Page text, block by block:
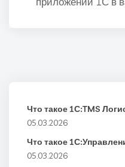
Что такое 1С:TMS
05.03.2026
Что такое
05.03.2026